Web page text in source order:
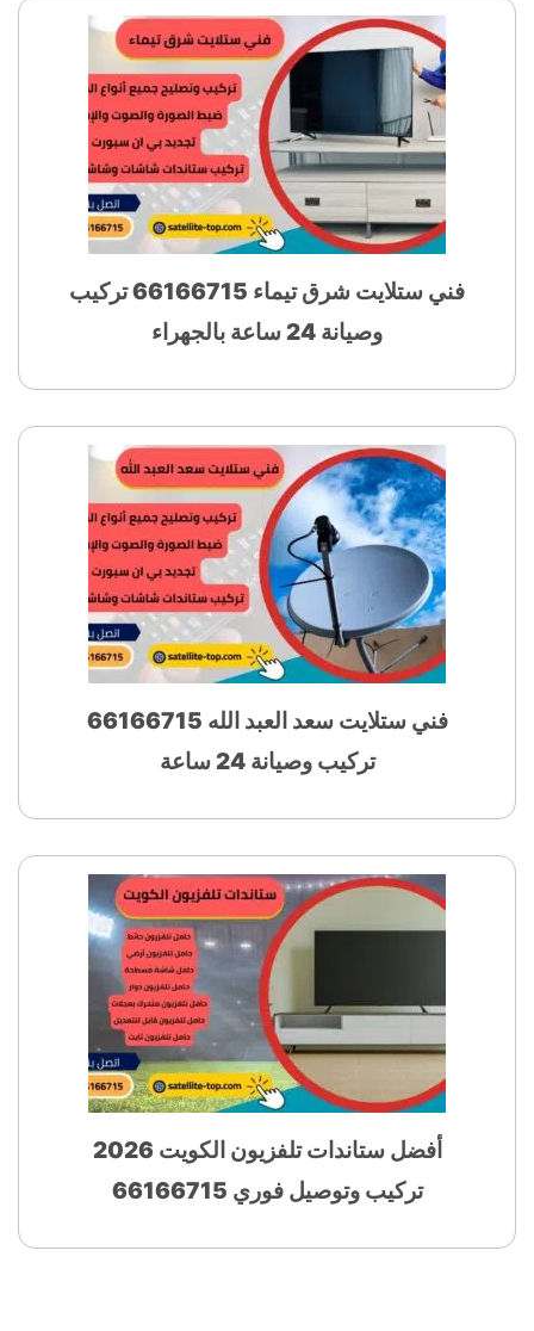
فني ستلايت شرق تيماء 66166715 تركيب
وصيانة 24 ساعة بالجهراء
فني ستلايت سعد العبد الله 66166715
تركيب وصيانة 24 ساعة
أفضل ستاندات تلفزيون الكويت 2026
تركيب وتوصيل فوري 66166715